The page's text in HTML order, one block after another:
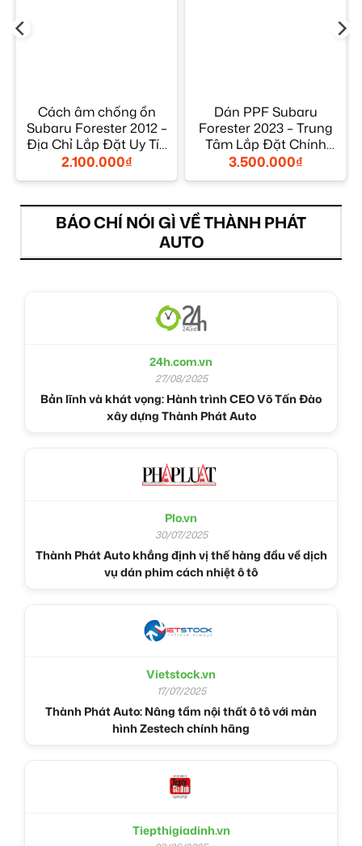
Cách âm chống ồn
Subaru Forester 2012 –
Địa Chỉ Lắp Đặt Uy Tín
TPHCM
2.100.000₫
Dán PPF Subaru
Forester 2023 – Trung
Tâm Lắp Đặt Chính
Hãng Uy Tín TPHCM
3.500.000₫
BÁO CHÍ NÓI GÌ VỀ THÀNH PHÁT
AUTO
24h.com.vn
27/08/2025
Bản lĩnh và khát vọng: Hành trình CEO Võ Tấn Đào
xây dựng Thành Phát Auto
Plo.vn
30/07/2025
Thành Phát Auto khẳng định vị thế hàng đầu về dịch
vụ dán phim cách nhiệt ô tô
Vietstock.vn
17/07/2025
Thành Phát Auto: Nâng tầm nội thất ô tô với màn
hình Zestech chính hãng
Tiepthigiadinh.vn